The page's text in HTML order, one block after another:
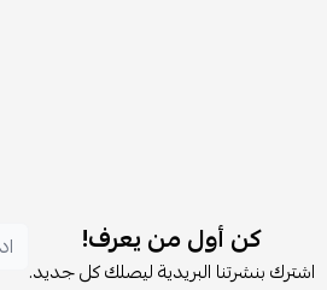
كن أول من يعرف!
اشترك بنشرتنا البريدية ليصلك كل جديد.